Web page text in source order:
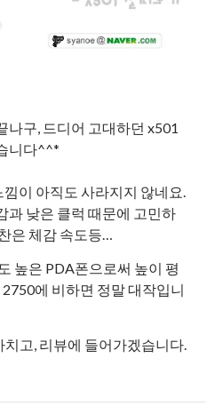
나구, 드디어 고대하던 x501
니다^^*
이 아직도 사라지지 않네요.
과 낮은 클럭 때문에 고민하
은 체감 속도등…
높은 PDA폰으로써 높이 평
에 비하면 정말 대작입니
고, 리뷰에 들어가겠습니다.
펴보기